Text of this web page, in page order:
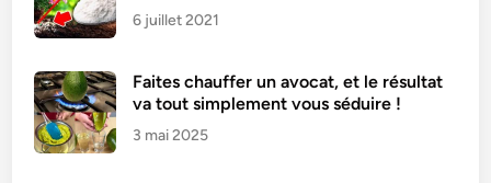
6 juillet 2021
Faites chauffer un avocat, et le résultat
va tout simplement vous séduire !
3 mai 2025